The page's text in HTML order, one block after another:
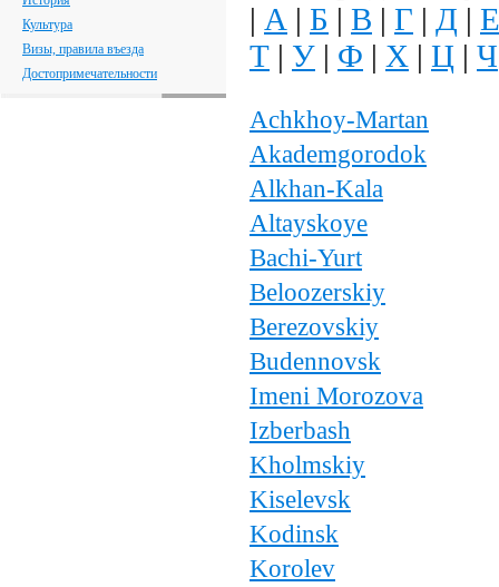
Культура
Визы, правила въезда
Достопримечательности
| А | Б | В | Г | Д | Е
Т | У | Ф | Х | Ц | Ч
Achkhoy-Martan
Akademgorodok
Alkhan-Kala
Altayskoye
Bachi-Yurt
Beloozerskiy
Berezovskiy
Budennovsk
Imeni Morozova
Izberbash
Kholmskiy
Kiselevsk
Kodinsk
Korolev